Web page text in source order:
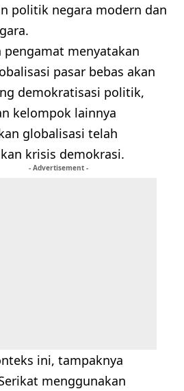
politik negara modern dan
pengamat menyatakan
pasar bebas akan
demokratisasi politik,
kelompok lainnya
globalisasi telah
krisis demokrasi.
- Advertisement -
ini, tampaknya
menggunakan